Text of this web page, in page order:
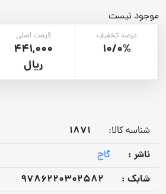
موجود نیست
درصد تخفیف
10/0%
قیمت اصلی
441,000
ریال
شناسه کالا:
1871
ناشر :
گاج
شابک :
9786220302582